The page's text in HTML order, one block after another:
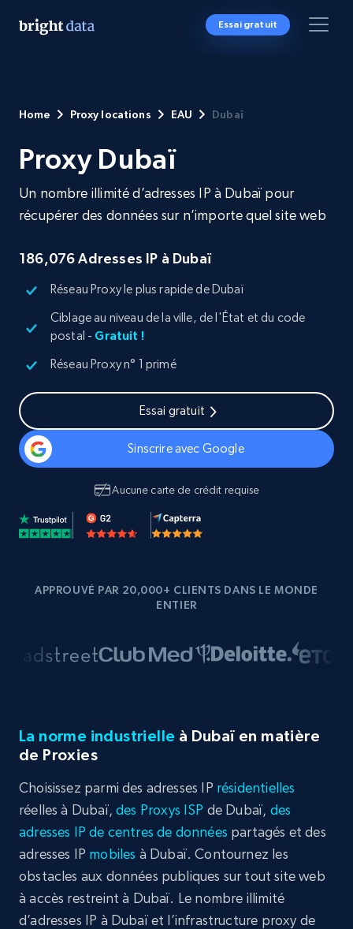
Essai gratuit
Home Proxy locations EAU Dubaï
Proxy Dubaï
Un nombre illimité d’adresses IP à Dubaï pour
récupérer des données sur n’importe quel site web
186,076Adresses IP à Dubaï
Réseau Proxy le plus rapide de Dubaï
Ciblage au niveau de la ville, de l'État et du code
postal - Gratuit !
Réseau Proxy n° 1 primé
Essai gratuit
Sinscrire avec Google
Aucune carte de crédit requise
APPROUVÉ PAR 20,000+ CLIENTS DANS LE MONDE
ENTIER
La norme industrielle à Dubaï en matière
de Proxies
Choisissez parmi des adresses IP résidentielles
réelles à Dubaï,des Proxys ISP de Dubaï, des
adresses IP de centres de données partagés et des
adresses IP mobiles à Dubaï. Contournez les
obstacles aux données publiques sur tout site web
à accès restreint à Dubaï. Le nombre illimité
d’adresses IP à Dubaï et l’infrastructure proxy de